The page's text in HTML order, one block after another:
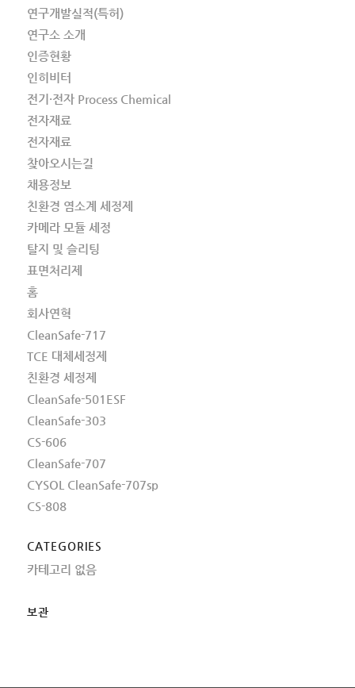
연구개발실적(특허)
연구소 소개
인증현황
인히비터
전기·전자 Process Chemical
전자재료
전자재료
찾아오시는길
채용정보
친환경 염소계 세정제
카메라 모듈 세정
탈지 및 슬리팅
표면처리제
홈
회사연혁
CleanSafe-717
TCE 대체세정제
친환경 세정제
CleanSafe-501ESF
CleanSafe-303
CS-606
CleanSafe-707
CYSOL CleanSafe-707sp
CS-808
CATEGORIES
카테고리 없음
보관